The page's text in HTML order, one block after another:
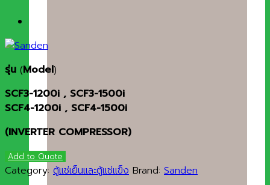
รุ่น (Model)
SCF3-1200i , SCF3-1500i
SCF4-1200i , SCF4-1500i
(INVERTER COMPRESSOR)
Add to Quote
Category: ตู้แช่เย็นและตู้แช่แข็ง Brand: Sanden